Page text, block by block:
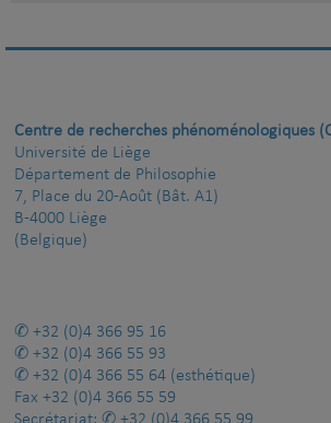
Centre de recherches phénoménologiques
Université de Liège
Département de Philosophie
7, Place du 20-Août (Bât. A1)
B-4000 Liège
(Belgique)
+32 (0)4 366 95 16
+32 (0)4 366 55 93
+32 (0)4 366 55 64 (esthétique)
Fax +32 (0)4 366 55 59